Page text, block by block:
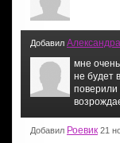
Добавил
мне
не будет
поверили
Добавил Роевик 21